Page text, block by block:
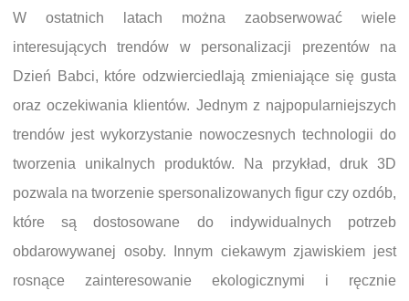
W ostatnich latach można zaobserwować wiele
interesujących trendów w personalizacji prezentów na
Dzień Babci, które odzwierciedlają zmieniające się gusta
oraz oczekiwania klientów. Jednym z najpopularniejszych
trendów jest wykorzystanie nowoczesnych technologii do
tworzenia unikalnych produktów. Na przykład, druk 3D
pozwala na tworzenie spersonalizowanych figur czy ozdób,
które są dostosowane do indywidualnych potrzeb
obdarowywanej osoby. Innym ciekawym zjawiskiem jest
rosnące zainteresowanie ekologicznymi i ręcznie